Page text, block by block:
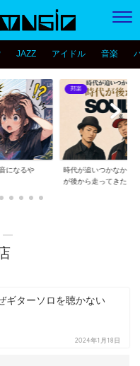
JAZZ アイドル 音楽
になるや
邦楽
時代が追いつかなかっ
が後から走ってきた...
―
ギターソロを聴かない
2024年1月18日